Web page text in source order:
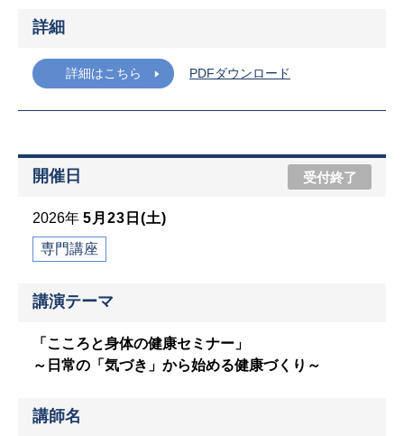
詳細
PDFダウンロード
詳細はこちら
開催日 受付終了
2026年 5月23日(土)
専門講座
講演テーマ
「こころと身体の健康セミナー」
～日常の「気づき」から始める健康づくり～
講師名